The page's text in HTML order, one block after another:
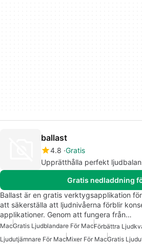
ballast
4.8 Gratis
Upprätthålla perfekt
Gratis nedladdning
Ballast är en gratis verktygsapplikation
att säkerställa att ljudnivåerna förblir
applikationer. Genom att fungera från…
MacGratis Ljudblandare För MacFörbättra
Ljudutjämnare För MacMixer För MacGratis